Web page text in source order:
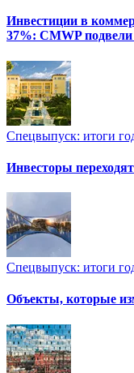
Инвестиции в
37%: CMWP подвели
Спецвыпуск: итоги
Инвесторы
Спецвыпуск: итоги
Объекты, которые